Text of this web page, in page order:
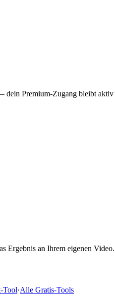
Premium-Zugang bleibt
Ergebnis an Ihrem eigenen
Tool·Alle Gratis-Tools